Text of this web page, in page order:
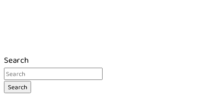
Search
Search